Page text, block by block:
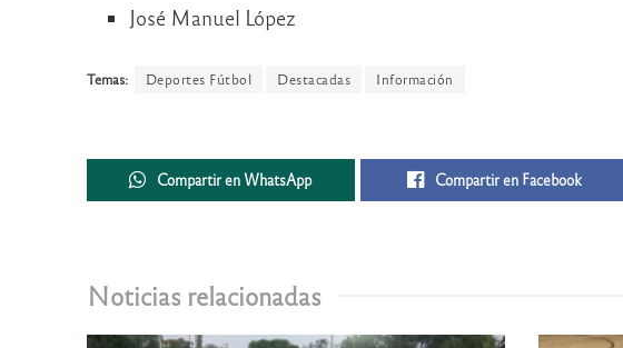
José Manuel López
Temas: Deportes Fútbol Destacadas Información
Compartir en WhatsApp Compartir en Facebook
Noticias relacionadas